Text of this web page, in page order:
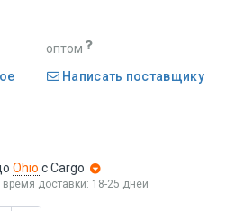
оптом
Написать поставщику
Ohio с Cargo
время доставки: 18-25 дней